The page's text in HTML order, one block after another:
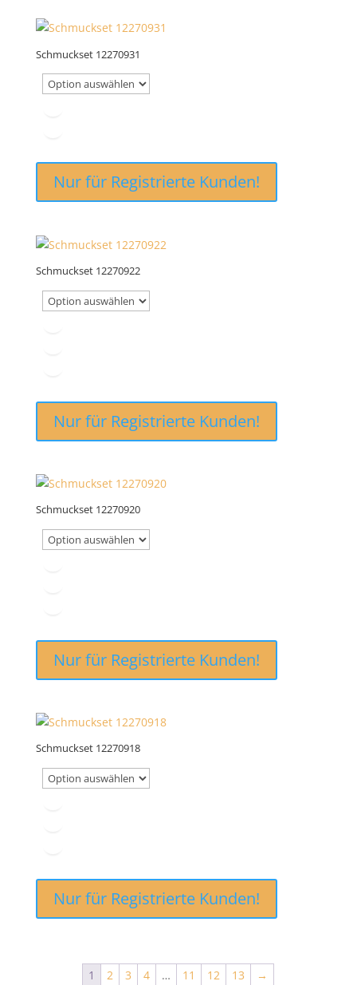
Schmuckset 12270931
Nur für Registrierte Kunden!
Schmuckset 12270922
Nur für Registrierte Kunden!
Schmuckset 12270920
Nur für Registrierte Kunden!
Schmuckset 12270918
Nur für Registrierte Kunden!
1 2 3 4 … 11 12 13 →